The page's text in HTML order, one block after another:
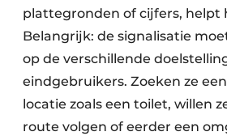
plattegronden of cijfers, helpt
Belangrijk: de signalisatie
op de verschillende
eindgebruikers. Zoeken ze
locatie zoals een toilet, willen
route volgen of eerder een